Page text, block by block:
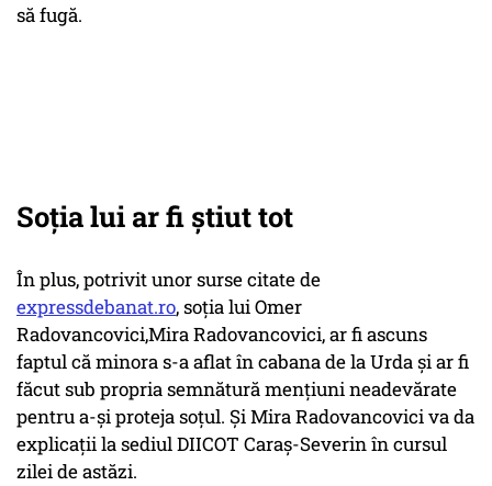
să fugă.
Soția lui ar fi știut tot
În plus, potrivit unor surse citate de
expressdebanat.ro, soția lui Omer
Radovancovici,Mira Radovancovici, ar fi ascuns
faptul că minora s-a aflat în cabana de la Urda și ar fi
făcut sub propria semnătură mențiuni neadevărate
pentru a-și proteja soțul. Și Mira Radovancovici va da
explicații la sediul DIICOT Caraș-Severin în cursul
zilei de astăzi.